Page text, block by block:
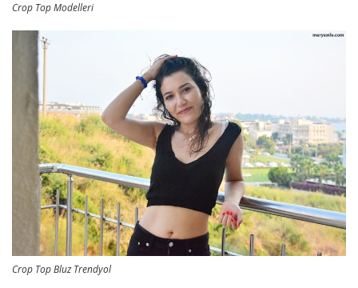
Crop Top Modelleri
Crop Top Bluz Trendyol